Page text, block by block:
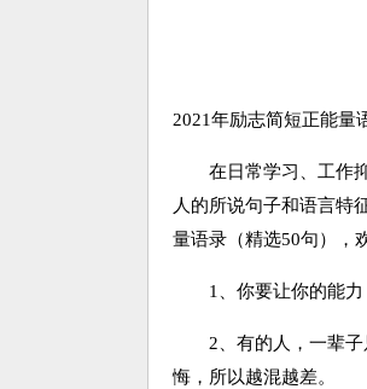
2021年励志简短正能量
在日常学习、工作抑
人的所说句子和语言特
量语录（精选50句），
1、你要让你的能力，
2、有的人，一辈子
悔，所以越混越差。